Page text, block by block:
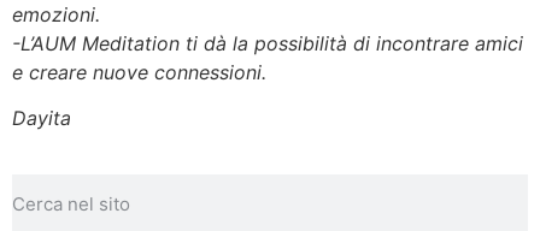
emozioni.
-L’AUM Meditation ti dà la possibilità di incontrare amici
e creare nuove connessioni.
Dayita